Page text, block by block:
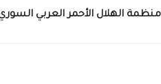
الهلال الأحمر العربي